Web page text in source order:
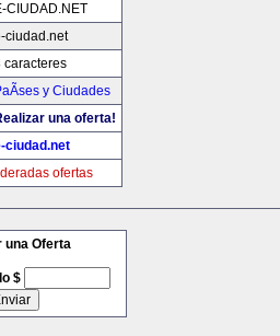
CIUDAD.NET
ciudad.net
caracteres
y Ciudades
una oferta!
ciudad.net
ofertas
una Oferta
$